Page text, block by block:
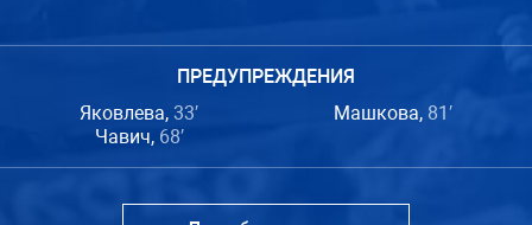
ПРЕДУПРЕЖДЕНИЯ
Яковлева, 33′
Чавич, 68′
Машкова, 81′